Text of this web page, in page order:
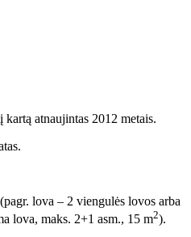
kartą atnaujintas 2012 metais.
(pagr. lova – 2 viengulės lovos arba
lova, maks. 2+1 asm., 15 m2).